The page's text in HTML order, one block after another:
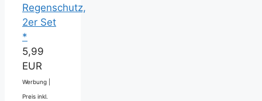
Regenschutz,
2er Set
*
5,99
EUR
Werbung |
Preis inkl.